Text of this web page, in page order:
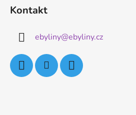
Kontakt
ebyliny@ebyliny.cz